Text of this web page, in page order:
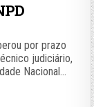
por prazo
judiciário,
Nacional…